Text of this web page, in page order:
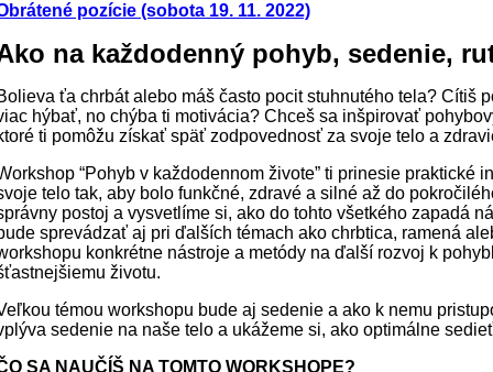
pozície (sobota 19. 11. 2022)
na každodenný pohyb, sedenie,
ťa chrbát alebo máš často pocit stuhnutého tela? Cítiš
hýbať, no chýba ti motivácia? Chceš sa inšpirovať
ti pomôžu získať späť zodpovednosť za svoje telo a
“Pohyb v každodennom živote” ti prinesie praktické
telo tak, aby bolo funkčné, zdravé a silné až do
postoj a vysvetlíme si, ako do tohto všetkého zapadá
sprevádzať aj pri ďalších témach ako chrbtica, ramená
konkrétne nástroje a metódy na ďalší rozvoj k
životu.
témou workshopu bude aj sedenie a ako k nemu
sedenie na naše telo a ukážeme si, ako optimálne
SA NAUČÍŠ NA TOMTO WORKSHOPE?